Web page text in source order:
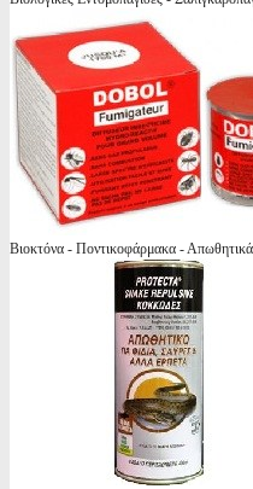
Βιοκτόνα - Ποντικοφάρμακα - Απωθητικά